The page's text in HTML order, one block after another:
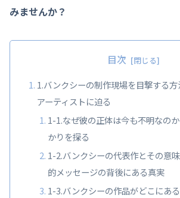
みませんか？
目次
1.バンクシーの制作現場を目撃する
アーティストに迫る
1-1.なぜ彼の正体は今も不明なの
かりを探る
1-2.バンクシーの代表作とその意
的メッセージの背後にある真実
1-3.バンクシーの作品がどこにあ